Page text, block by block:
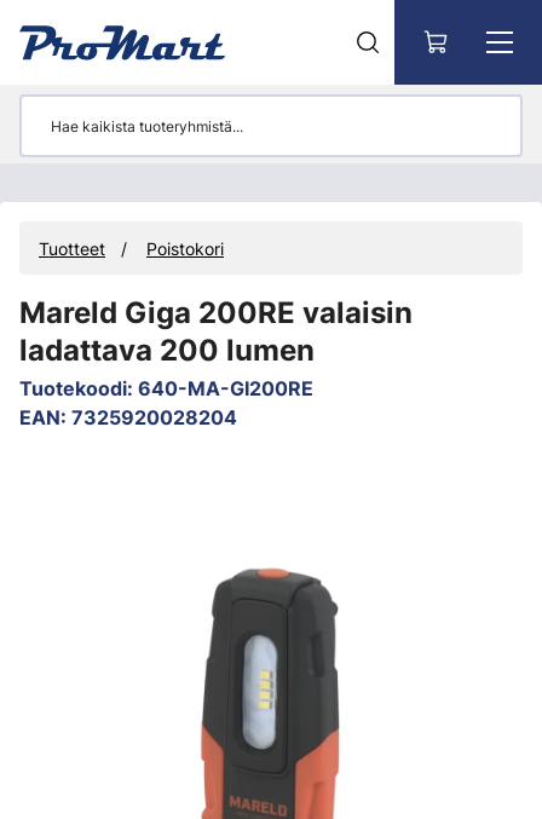
Tuotteet Poistokori
Mareld Giga 200RE valaisin
ladattava 200 lumen
Tuotekoodi: 640-MA-GI200RE
EAN: 7325920028204